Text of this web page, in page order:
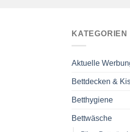
KATEGORIEN
Aktuelle
Bettdecken &
Betthygiene
Bettwäsche